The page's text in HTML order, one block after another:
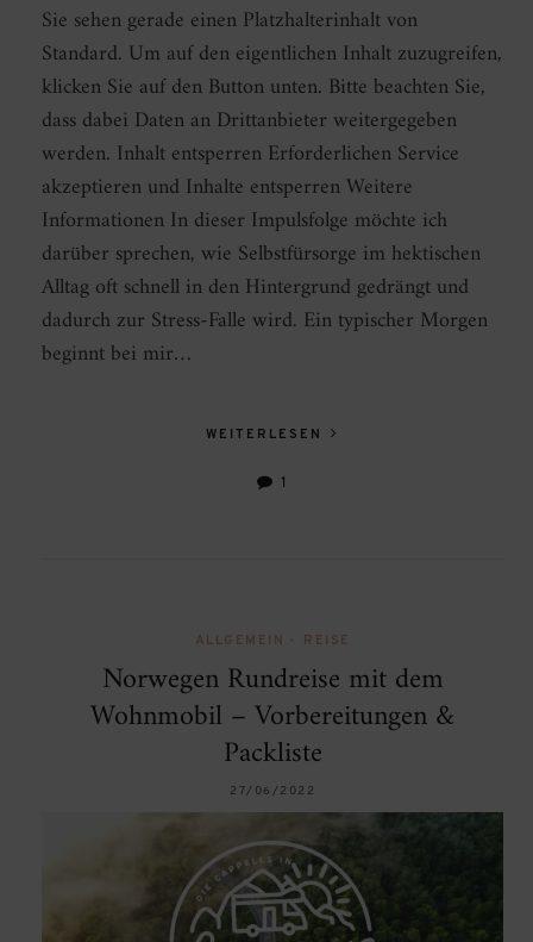
Sie sehen gerade einen Platzhalterinhalt von
Standard. Um auf den eigentlichen Inhalt zuzugreifen,
klicken Sie auf den Button unten. Bitte beachten Sie,
dass dabei Daten an Drittanbieter weitergegeben
werden. Inhalt entsperren Erforderlichen Service
akzeptieren und Inhalte entsperren Weitere
Informationen In dieser Impulsfolge möchte ich
darüber sprechen, wie Selbstfürsorge im hektischen
Alltag oft schnell in den Hintergrund gedrängt und
dadurch zur Stress-Falle wird. Ein typischer Morgen
beginnt bei mir…
WEITERLESEN
1
ALLGEMEIN REISE
Norwegen Rundreise mit dem
Wohnmobil – Vorbereitungen &
Packliste
27/06/2022